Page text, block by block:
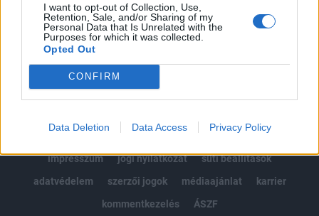
I want to opt-out of Collection, Use,
Retention, Sale, and/or Sharing of my
Personal Data that Is Unrelated with the
Purposes for which it was collected.
Opted Out
CONFIRM
Data Deletion Data Access Privacy Policy
MÁR ELŐFIZETŐNK VAGY?BEJELENTKEZÉS
impresszum
jogi nyilatkozat
süti beállítások
adatvédelem
szerzői jogok médiaajánlat
karrier
kommentkezelés
ÁSZF